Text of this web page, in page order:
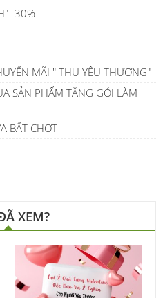
-30%
MÃI " THU YÊU THƯƠNG"
SẢN PHẨM TẶNG GÓI LÀM
BẤT CHỢT
XEM?